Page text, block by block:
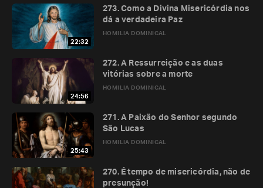
22:32
HOMILIA DOMINICAL
273. Como a Divina Misericórdia nos
dá a verdadeira Paz
24:56
HOMILIA DOMINICAL
272. A Ressurreição e as duas
vitórias sobre a morte
25:43
HOMILIA DOMINICAL
271. A Paixão do Senhor segundo
São Lucas
270. É tempo de misericórdia, não de
presunção!